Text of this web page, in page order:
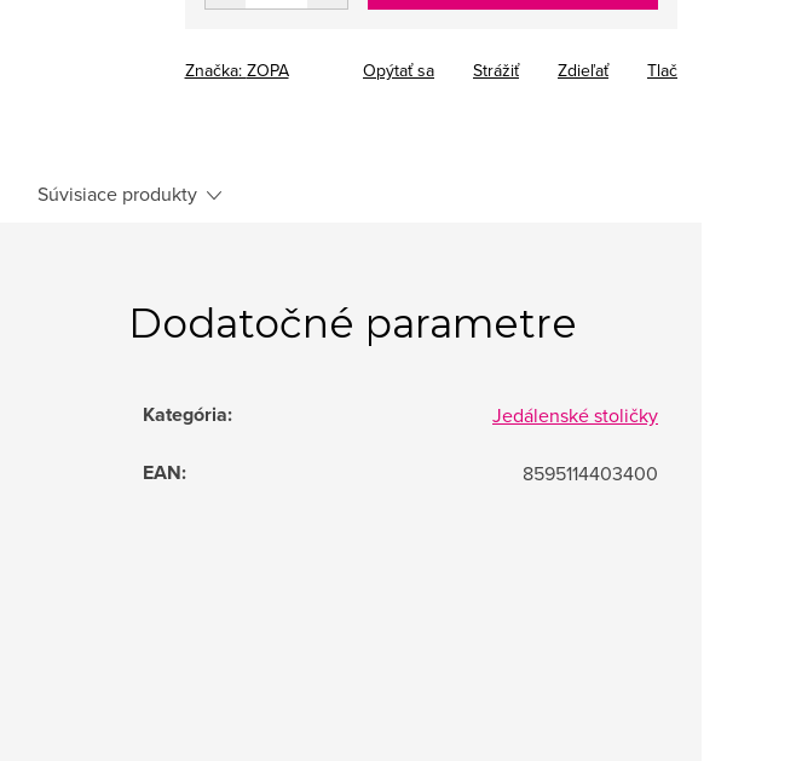
Značka: ZOPA Tlač
Opýtať sa Strážiť Zdieľať
Súvisiace produkty
Dodatočné parametre
Kategória: Jedálenské stoličky
EAN: 8595114403400